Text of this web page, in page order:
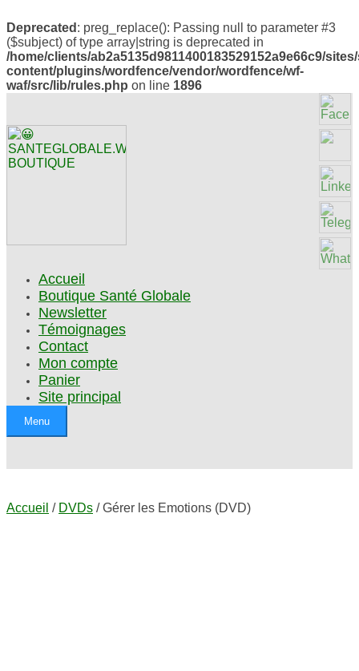
Deprecated : preg_replace(): Passing null to parameter #3
($subject) of type array|string is deprecated in
/home/clients/ab2a5135d9811400183529152a9e66c9/
content/plugins/wordfence/vendor/wordfence/wf-
waf/src/lib/rules.php on line 1896
Accueil
Boutique Santé Globale
Newsletter
Témoignages
Contact
Mon compte
Panier
Site principal
Menu
Accueil / DVDs / Gérer les Emotions (DVD)